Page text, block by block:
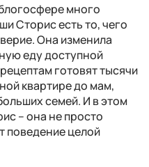
много
Сторис есть то, чего
Она изменила
еду доступной
готовят тысячи
квартире до мам,
семей. И в этом
– она не просто
поведение целой